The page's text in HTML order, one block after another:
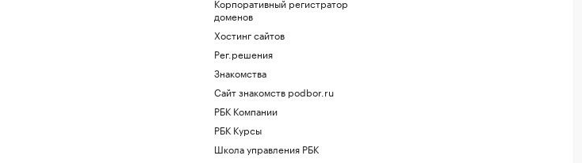
доменов
Хостинг сайтов
Рег.решения
Знакомства
Сайт знакомств podbor.ru
РБК Компании
РБК Курсы
Школа управления РБК